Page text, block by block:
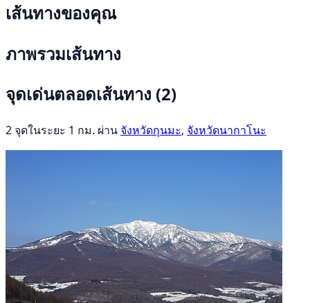
เส้นทางของคุณ
ภาพรวมเส้นทาง
จุดเด่นตลอดเส้นทาง (2)
2 จุดในระยะ 1 กม. ผ่าน จังหวัดกุนมะ, จังหวัดนากาโนะ